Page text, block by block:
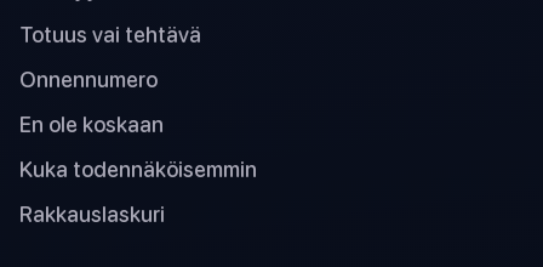
Totuus vai tehtävä
Onnennumero
En ole koskaan
Kuka todennäköisemmin
Rakkauslaskuri